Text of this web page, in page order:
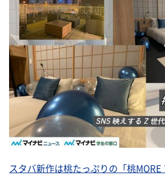
スタバ新作は桃たっぷりの「桃